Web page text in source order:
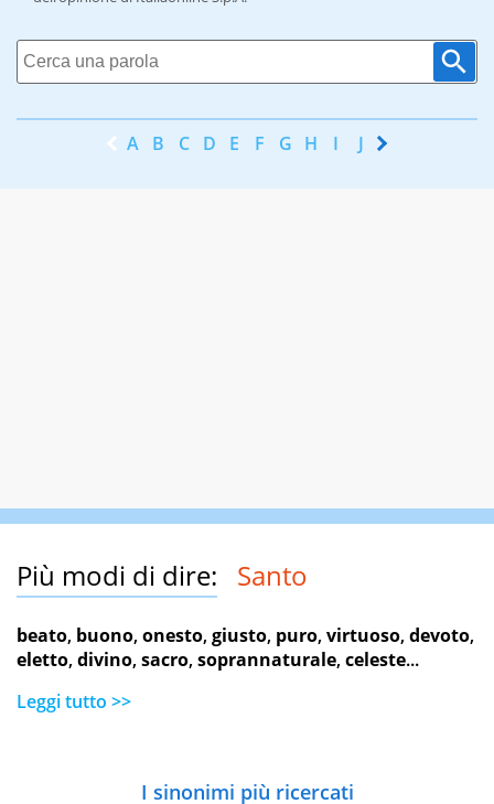
A B C D E F G H I J K
Più modi di dire: Santo
beato, buono,onesto,giusto, puro,virtuoso,devoto,
eletto,divino,sacro,soprannaturale,celeste...
Leggi tutto >>
I sinonimi più ricercati